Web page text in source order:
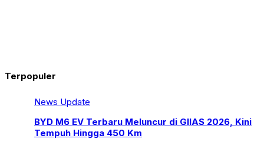
Terpopuler
News Update
BYD M6 EV Terbaru Meluncur di GIIAS 2026, Kini
Tempuh Hingga 450 Km